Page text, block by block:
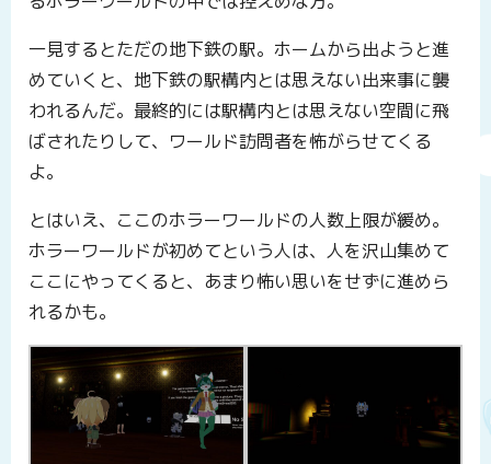
一見するとただの地下鉄の駅。ホームから出ようと進
めていくと、地下鉄の駅構内とは思えない出来事に襲
われるんだ。最終的には駅構内とは思えない空間に飛
ばされたりして、ワールド訪問者を怖がらせてくる
よ。
とはいえ、ここのホラーワールドの人数上限が緩め。
ホラーワールドが初めてという人は、人を沢山集めて
ここにやってくると、あまり怖い思いをせずに進めら
れるかも。